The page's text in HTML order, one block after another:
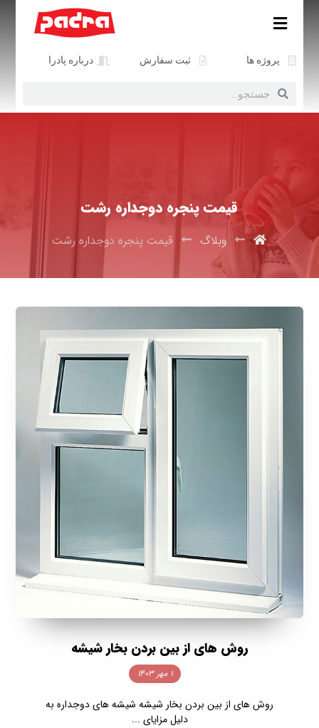
پروژه ها ثبت سفارش درباره پادرا
قیمت پنجره دوجداره رشت
وبلاگ قیمت پنجره دوجداره رشت
روش های از بین بردن بخار شیشه
۱ مهر ۱۴۰۳
روش های از بین بردن بخار شیشه شیشه‌ های دوجداره به
دلیل مزایای ...